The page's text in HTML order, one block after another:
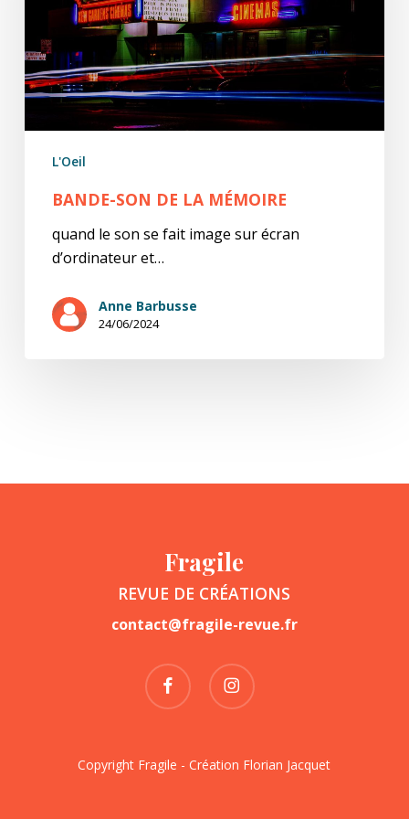
L'Oeil
BANDE-SON DE LA MÉMOIRE
quand le son se fait image sur écran
d’ordinateur et…
Anne Barbusse
24/06/2024
Fragile
REVUE DE CRÉATIONS
contact@fragile-revue.fr
facebook instagram
Copyright Fragile - Création Florian Jacquet